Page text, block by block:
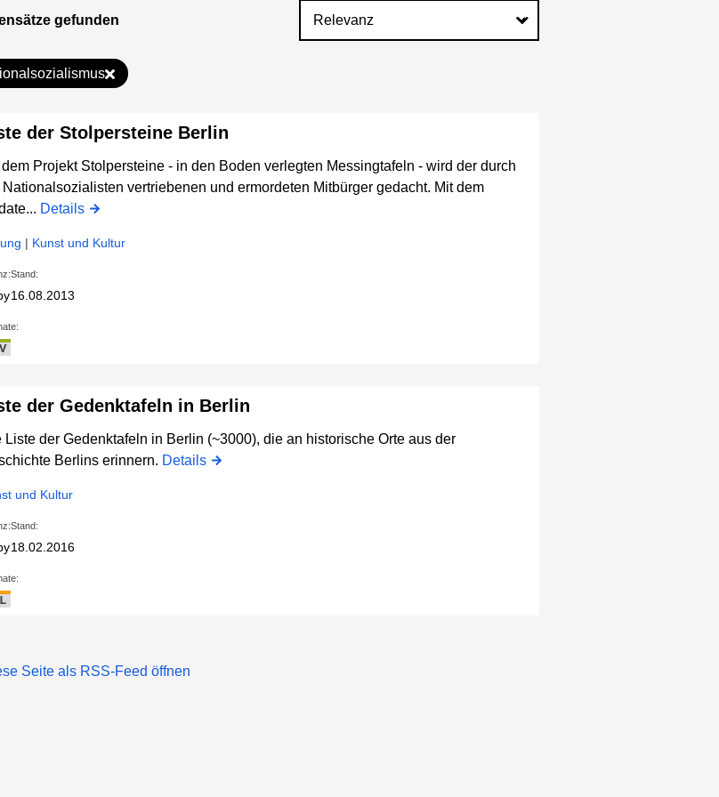
gefunden
der Stolpersteine Berlin
dem Projekt Stolpersteine - in den Boden verlegten Messingtafeln - wird der durch
vertriebenen und ermordeten Mitbürger gedacht. Mit dem
Details
| Kunst und Kultur
Stand:
16.08.2013
der Gedenktafeln in Berlin
Liste der Gedenktafeln in Berlin (~3000), die an historische Orte aus der
Berlins erinnern. Details
und Kultur
Stand:
18.02.2016
Seite als RSS-Feed öffnen